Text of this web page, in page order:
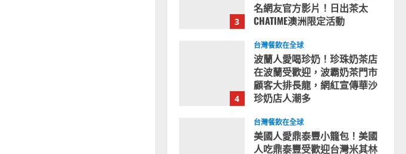
2023-08-03
台灣餐飲在全球
波蘭人愛喝珍奶！珍珠奶茶店
在波蘭受歡迎，波霸奶茶門市
顧客大排長龍，網紅宣傳華沙
珍奶店人潮多
2023-07-15
台灣餐飲在全球
美國人愛鼎泰豐小籠包！美國
人吃鼎泰豐受歡迎台灣米其林
餐廳！加州賭城西雅圖分店排
隊人潮影片盤點